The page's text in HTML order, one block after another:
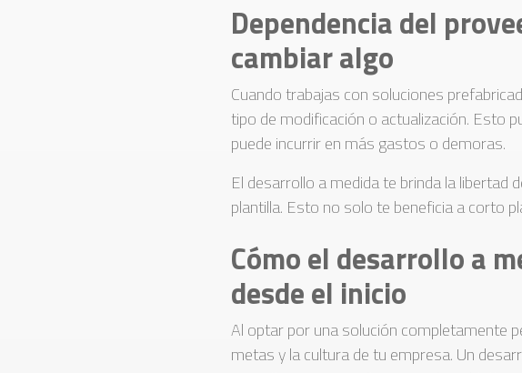
Dependencia del
cambiar algo
Cuando trabajas con soluciones
tipo de modificación o actualización. Esto
puede incurrir en más gastos o demoras.
El desarrollo a medida te brinda la
plantilla. Esto no solo te beneficia a corto
Cómo el desarrollo a
desde el inicio
Al optar por una solución completamente
metas y la cultura de tu empresa. Un